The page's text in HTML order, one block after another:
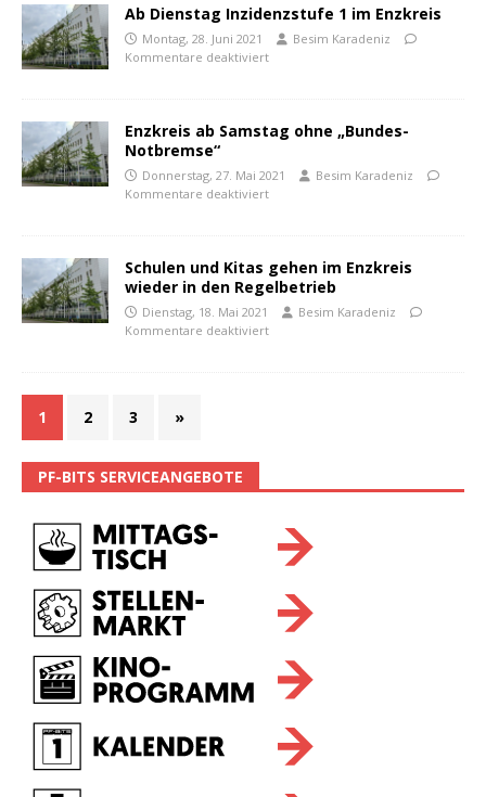
Ab Dienstag Inzidenzstufe 1 im Enzkreis
Montag, 28. Juni 2021
Besim Karadeniz
Kommentare deaktiviert
Enzkreis ab Samstag ohne „Bundes-
Notbremse“
Donnerstag, 27. Mai 2021
Besim Karadeniz
Kommentare deaktiviert
Schulen und Kitas gehen im Enzkreis
wieder in den Regelbetrieb
Dienstag, 18. Mai 2021
Besim Karadeniz
Kommentare deaktiviert
1 2 3 »
PF-BITS SERVICEANGEBOTE